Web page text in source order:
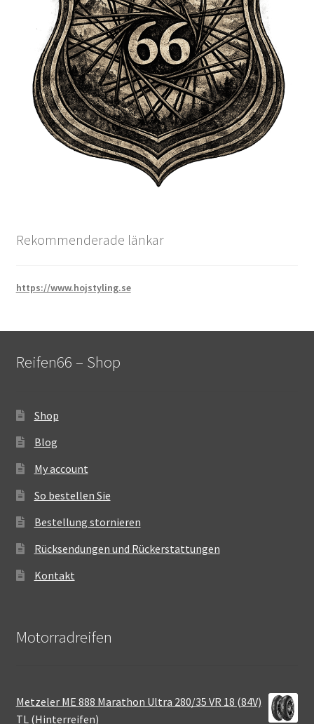
Rekommenderade länkar
https://www.hojstyling.se
Reifen66 – Shop
Shop
Blog
My account
So bestellen Sie
Bestellung stornieren
Rücksendungen und Rückerstattungen
Kontakt
Motorradreifen
Metzeler ME 888 Marathon Ultra 280/35 VR 18 (84V)
TL (Hinterreifen)